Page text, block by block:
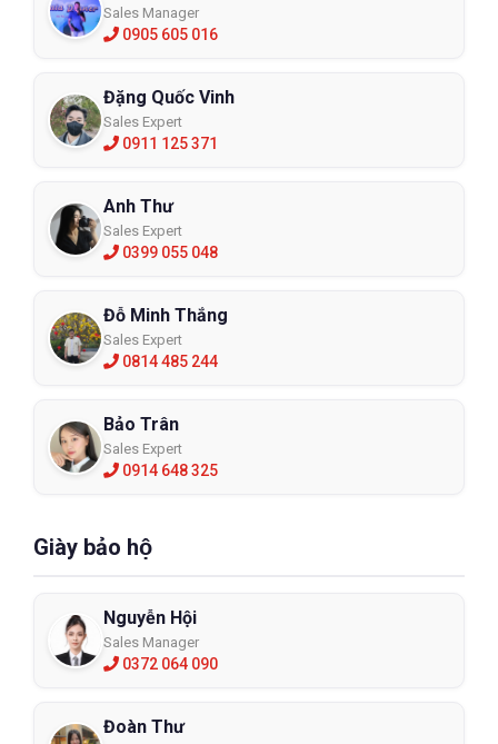
Sales Manager
0905 605 016
Đặng Quốc Vinh
Sales Expert
0911 125 371
Anh Thư
Sales Expert
0399 055 048
Đỗ Minh Thắng
Sales Expert
0814 485 244
Bảo Trân
Sales Expert
0914 648 325
Giày bảo hộ
Nguyễn Hội
Sales Manager
0372 064 090
Đoàn Thư